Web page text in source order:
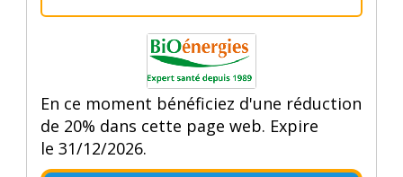
En ce moment bénéficiez d'une réduction
de 20% dans cette page web. Expire
le 31/12/2026.